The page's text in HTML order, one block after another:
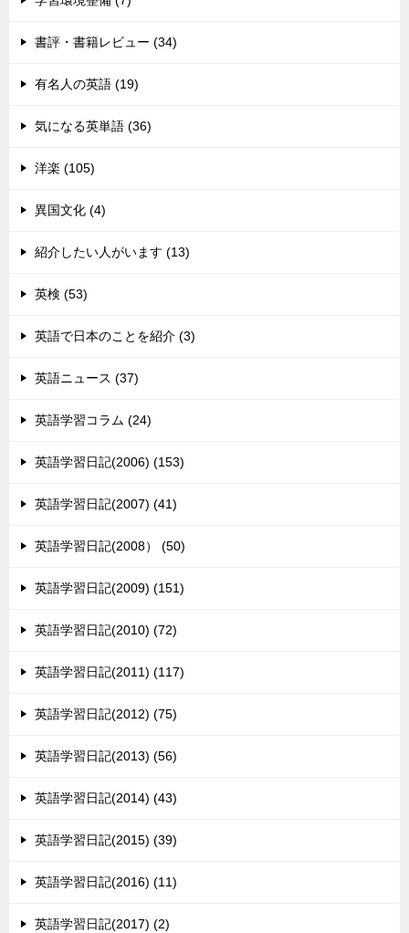
書評・書籍レビュー (34)
有名人の英語 (19)
気になる英単語 (36)
洋楽 (105)
異国文化 (4)
紹介したい人がいます (13)
英検 (53)
英語で日本のことを紹介 (3)
英語ニュース (37)
英語学習コラム (24)
英語学習日記(2006) (153)
英語学習日記(2007) (41)
英語学習日記(2008） (50)
英語学習日記(2009) (151)
英語学習日記(2010) (72)
英語学習日記(2011) (117)
英語学習日記(2012) (75)
英語学習日記(2013) (56)
英語学習日記(2014) (43)
英語学習日記(2015) (39)
英語学習日記(2016) (11)
英語学習日記(2017) (2)